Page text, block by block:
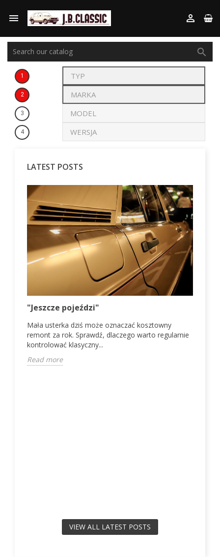
 

1
2
3
4
LATEST POSTS
"Jeszcze pojeździ"
Mała usterka dziś może oznaczać kosztowny
remont za rok. Sprawdź, dlaczego warto regularnie
kontrolować klasyczny...
Read more
VIEW ALL LATEST POSTS